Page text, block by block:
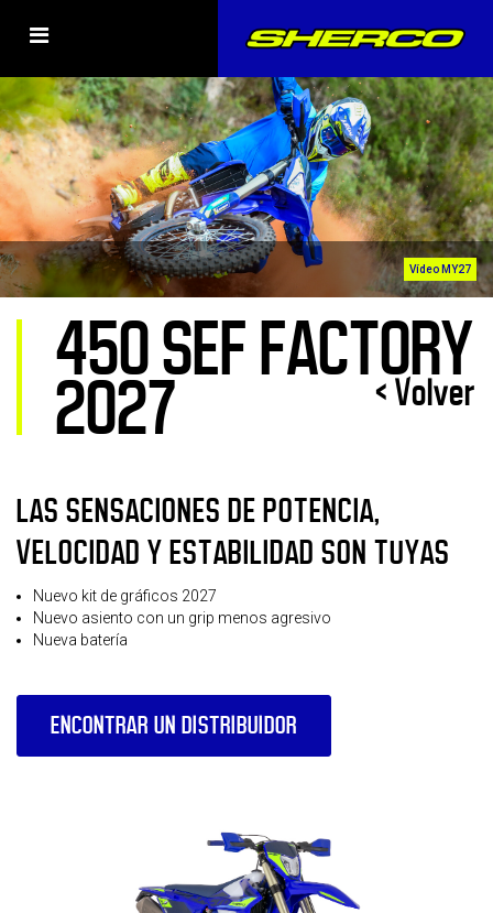
Vídeo MY27
450 SEF FACTORY
2027 < Volver
LAS SENSACIONES DE POTENCIA,
VELOCIDAD Y ESTABILIDAD SON TUYAS
Nuevo kit de gráficos 2027
Nuevo asiento con un grip menos agresivo
Nueva batería
ENCONTRAR UN DISTRIBUIDOR